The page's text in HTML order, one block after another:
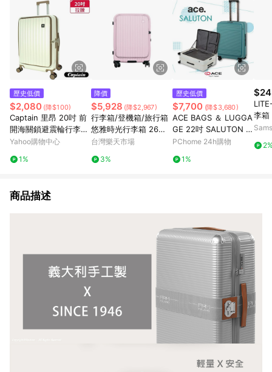
歷史低價
$2,080 (降$100)
Captain 里昂 20吋 前
開海關鎖避震輪行李箱
多色可選
Yahoo購物中心
1%
降價
$5,928 (降$2,967)
行李箱/登機箱/旅行箱
悠雅時光行李箱 26吋
五色可選 dayneeds
台灣樂天市場
3%
歷史低價
$7,700 (降$3,680)
ACE BAGS ＆ LUGGA
GE 22吋 SALUTON 登
機箱(多色可選05361)
PChome 24h購物
1%
李箱
商品描述